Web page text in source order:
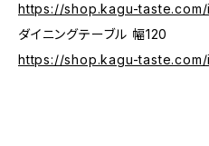
https://shop.kagu-
ダイニングテーブル 幅120
https://shop.kagu-